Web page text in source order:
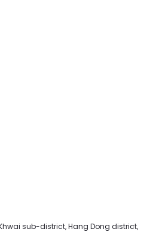
sub-district, Hang Dong district,